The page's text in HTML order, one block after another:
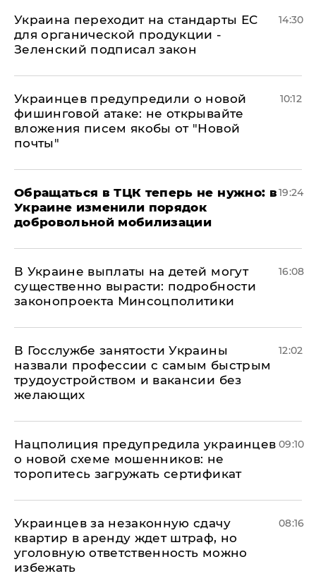
Украина переходит на стандарты ЕС
для органической продукции -
Зеленский подписал закон
14:30
Украинцев предупредили о новой
фишинговой атаке: не открывайте
вложения писем якобы от "Новой
почты"
10:12
Обращаться в ТЦК теперь не нужно: в
Украине изменили порядок
добровольной мобилизации
19:24
В Украине выплаты на детей могут
существенно вырасти: подробности
законопроекта Минсоцполитики
16:08
В Госслужбе занятости Украины
назвали профессии с самым быстрым
трудоустройством и вакансии без
желающих
12:02
Нацполиция предупредила украинцев
о новой схеме мошенников: не
торопитесь загружать сертификат
09:10
Украинцев за незаконную сдачу
квартир в аренду ждет штраф, но
уголовную ответственность можно
избежать
08:16